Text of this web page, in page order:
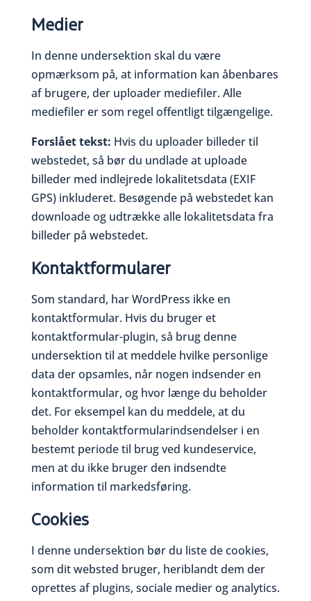
Medier
In denne undersektion skal du være
opmærksom på, at information kan åbenbares
af brugere, der uploader mediefiler. Alle
mediefiler er som regel offentligt tilgængelige.
Forslået tekst: Hvis du uploader billeder til
webstedet, så bør du undlade at uploade
billeder med indlejrede lokalitetsdata (EXIF
GPS) inkluderet. Besøgende på webstedet kan
downloade og udtrække alle lokalitetsdata fra
billeder på webstedet.
Kontaktformularer
Som standard, har WordPress ikke en
kontaktformular. Hvis du bruger et
kontaktformular-plugin, så brug denne
undersektion til at meddele hvilke personlige
data der opsamles, når nogen indsender en
kontaktformular, og hvor længe du beholder
det. For eksempel kan du meddele, at du
beholder kontaktformularindsendelser i en
bestemt periode til brug ved kundeservice,
men at du ikke bruger den indsendte
information til markedsføring.
Cookies
I denne undersektion bør du liste de cookies,
som dit websted bruger, heriblandt dem der
oprettes af plugins, sociale medier og analytics.